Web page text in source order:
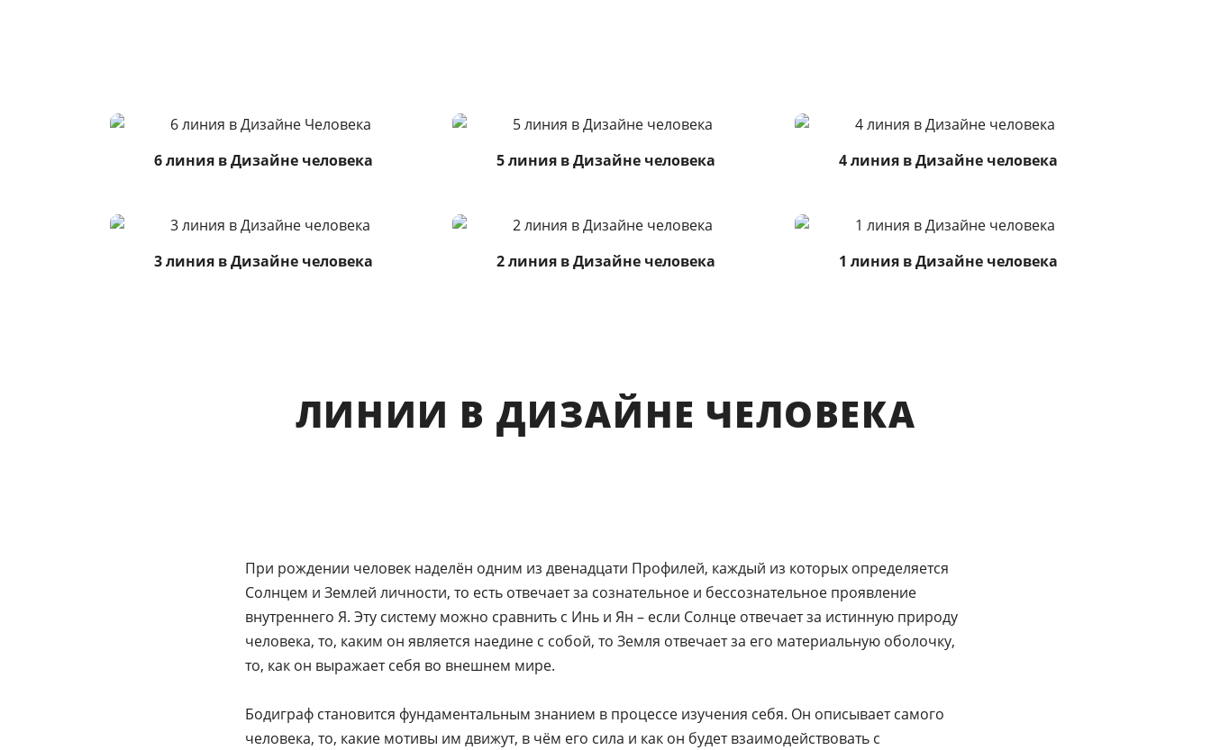
6 линия в Дизайне человека 5 линия в Дизайне человека 4 линия в Дизайне человека
3 линия в Дизайне человека 2 линия в Дизайне человека 1 линия в Дизайне человека
ЛИНИИ В ДИЗАЙНЕ ЧЕЛОВЕКА
При рождении человек наделён одним из двенадцати Профилей, каждый из которых определяется
Солнцем и Землей личности, то есть отвечает за сознательное и бессознательное проявление
внутреннего Я. Эту систему можно сравнить с Инь и Ян – если Солнце отвечает за истинную природу
человека, то, каким он является наедине с собой, то Земля отвечает за его материальную оболочку,
то, как он выражает себя во внешнем мире.
Бодиграф становится фундаментальным знанием в процессе изучения себя. Он описывает самого
человека, то, какие мотивы им движут, в чём его сила и как он будет взаимодействовать с